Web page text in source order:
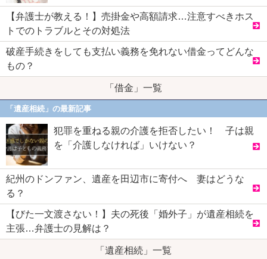
【弁護士が教える！】売掛金や高額請求…注意すべきホス
トでのトラブルとその対処法
破産手続きをしても支払い義務を免れない借金ってどんな
もの？
「借金」一覧
「遺産相続」の最新記事
犯罪を重ねる親の介護を拒否したい！ 子は親
を「介護しなければ」いけない？
紀州のドンファン、遺産を田辺市に寄付へ 妻はどうな
る？
【びた一文渡さない！】夫の死後「婚外子」が遺産相続を
主張…弁護士の見解は？
「遺産相続」一覧